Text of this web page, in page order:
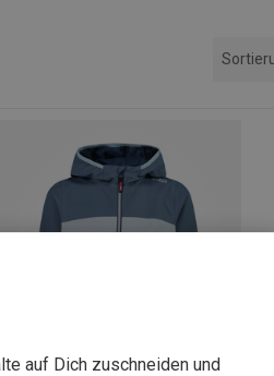
auf Dich zuschneiden und